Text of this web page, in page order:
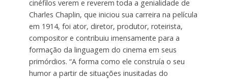
cinéfilos verem e reverem toda a genialidade de
Charles Chaplin, que iniciou sua carreira na película
em 1914, foi ator, diretor, produtor, roteirista,
compositor e contribuiu imensamente para a
formação da linguagem do cinema em seus
primórdios. “A forma como ele construía o seu
humor a partir de situações inusitadas do